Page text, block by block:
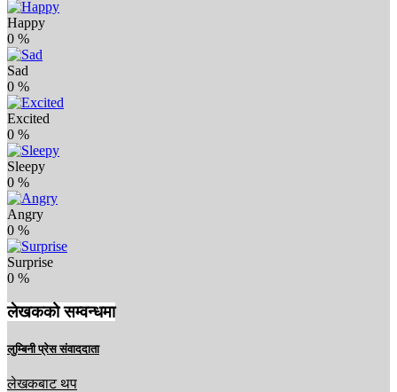
Happy
0 %
Sad
0 %
Excited
0 %
Sleepy
0 %
Angry
0 %
Surprise
0 %
लेखकको सम्वन्धमा
लुम्बिनी प्रेस संवाददाता
लेखकबाट थप